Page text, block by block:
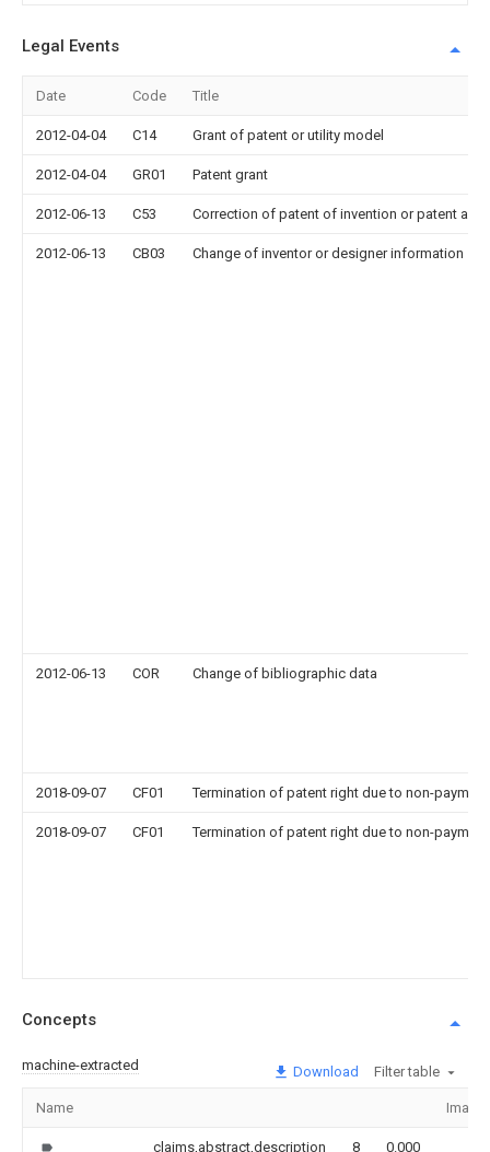
Legal Events
Date Code Title
2012-04-04 C14 Grant of patent or utility model
2012-04-04 GR01 Patent grant
2012-06-13 C53 Correction of patent of invention or patent
2012-06-13 CB03 Change of inventor or designer information
2012-06-13 COR Change of bibliographic data
2018-09-07 CF01 Termination of patent right due to non-
2018-09-07 CF01 Termination of patent right due to non-
Concepts
machine-extracted Download Filter table
Name Image
claims,abstract,description 8 0.000